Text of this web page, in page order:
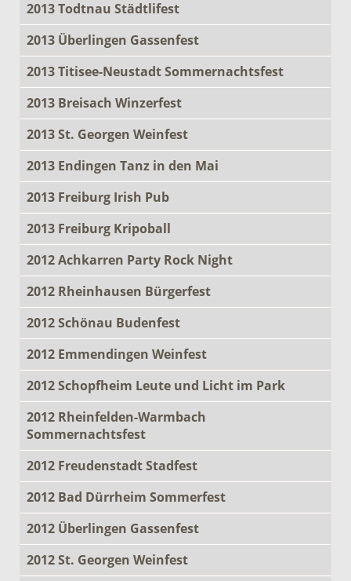
2013 Todtnau Städtlifest
2013 Überlingen Gassenfest
2013 Titisee-Neustadt Sommernachtsfest
2013 Breisach Winzerfest
2013 St. Georgen Weinfest
2013 Endingen Tanz in den Mai
2013 Freiburg Irish Pub
2013 Freiburg Kripoball
2012 Achkarren Party Rock Night
2012 Rheinhausen Bürgerfest
2012 Schönau Budenfest
2012 Emmendingen Weinfest
2012 Schopfheim Leute und Licht im Park
2012 Rheinfelden-Warmbach
Sommernachtsfest
2012 Freudenstadt Stadfest
2012 Bad Dürrheim Sommerfest
2012 Überlingen Gassenfest
2012 St. Georgen Weinfest